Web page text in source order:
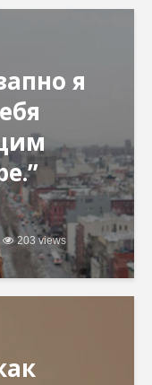
я
203 views